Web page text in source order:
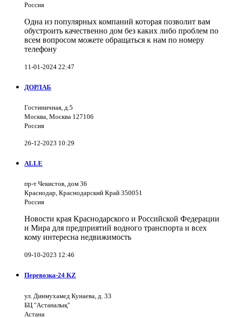
Россия
Одна из популярных компаний которая позволит вам
обустроить качественно дом без каких либо проблем по
всем вопросом можете обращаться к нам по номеру
телефону
11-01-2024 22:47
ДОРЛАБ
Гостиничная, д.5
Москва, Москва 127106
Россия
26-12-2023 10:29
ALLE
пр-т Чекистов, дом 36
Краснодар, Краснодарский Край 350051
Россия
Новости края Краснодарского и Российской Федерации
и Мира для предприятий водного транспорта и всех
кому интересна недвижимость
09-10-2023 12:46
Перевозка-24 KZ
ул. Динмухамед Кунаева, д. 33
БЦ "Астаналық"
Астана